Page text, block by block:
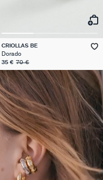
CRIOLLAS BE
Dorado
35 € 70 €